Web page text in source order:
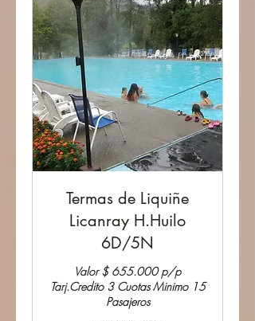
Termas de Liquiñe
Licanray H.Huilo
6D/5N
Valor $ 655.000 p/p
Tarj.Credito 3 Cuotas Minimo 15
Pasajeros